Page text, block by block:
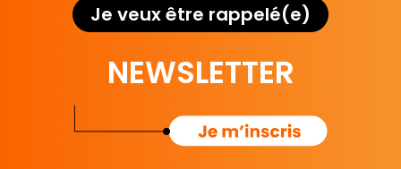
Je veux être rappelé(e)
NEWSLETTER